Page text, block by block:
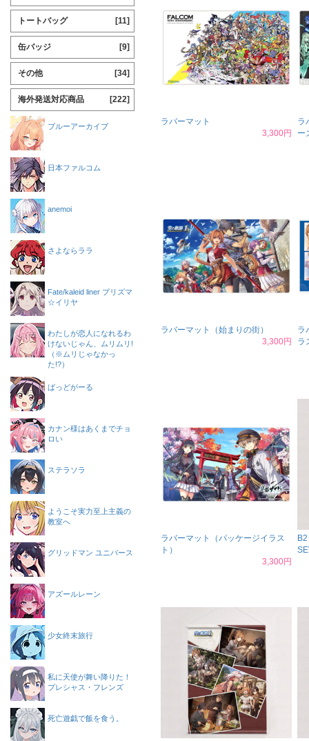
ラバーマット
3,300円
ラ
ー
ラバーマット（始まりの街）
3,300円
ラ
ラ
ラバーマット（パッケージイラス
ト）
3,300円
トートバッグ [11]
缶バッジ [9]
その他 [34]
海外発送対応商品 [222]
ブルーアーカイブ
日本ファルコム
anemoi
さよならララ
Fate/kaleid liner プリズマ
☆イリヤ
わたしが恋人になれるわ
けないじゃん、ムリムリ!
（※ムリじゃなかっ
た!?）
ばっどがーる
カナン様はあくまでチョ
ロい
ステラソラ
ようこそ実力至上主義の
教室へ
グリッドマン ユニバース
アズールレーン
少女終末旅行
私に天使が舞い降りた！
プレシャス・フレンズ
死亡遊戯で飯を食う。